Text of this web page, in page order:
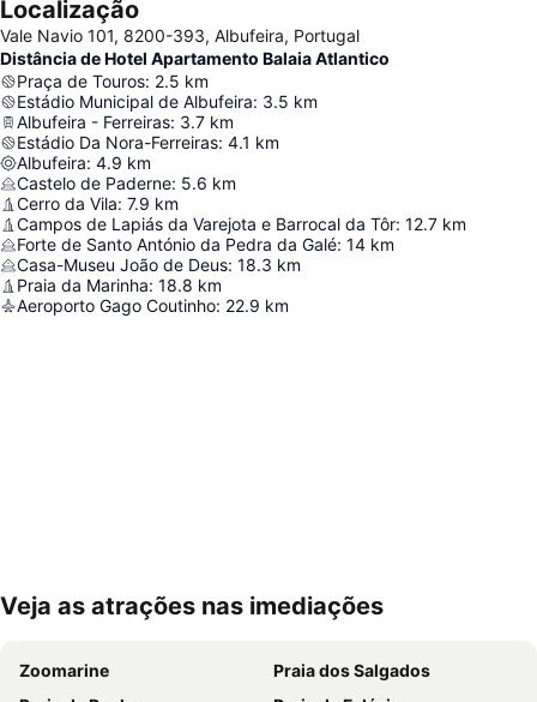
Localização
Vale Navio 101, 8200-393, Albufeira, Portugal
Distância de Hotel Apartamento Balaia Atlantico
Praça de Touros: 2.5 km
Estádio Municipal de Albufeira: 3.5 km
Albufeira - Ferreiras: 3.7 km
Estádio Da Nora-Ferreiras: 4.1 km
Albufeira: 4.9 km
Castelo de Paderne: 5.6 km
Cerro da Vila: 7.9 km
Campos de Lapiás da Varejota e Barrocal da Tôr: 12.7 km
Forte de Santo António da Pedra da Galé: 14 km
Casa-Museu João de Deus: 18.3 km
Praia da Marinha: 18.8 km
Aeroporto Gago Coutinho: 22.9 km
Ampliar mapa
Veja as atrações nas imediações
Zoomarine
Praia dos Salgados